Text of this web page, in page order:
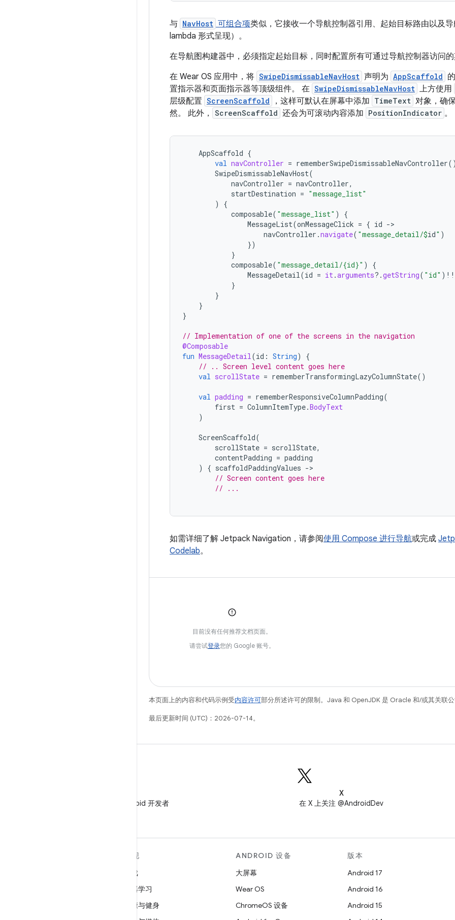
与 NavHost 可组合项类似，它接收一个导航控制器引用、起始目标路由以及
lambda 形式呈现）。
在导航图构建器中，必须指定起始目标，同时配置所有可通过导航控制器访问
在 Wear OS 应用中，将 SwipeDismissableNavHost 声明为 AppScaffold
置指示器和页面指示器等顶级组件。 在 SwipeDismissableNavHost 上方使用
层级配置 ScreenScaffold ，这样可默认在屏幕中添加 TimeText 对象，确
然。 此外，
ScreenScaffold 还会为可滚动内容添加 PositionIndicator 。
AppScaffold {
val navController = rememberSwipeDismissableNavController
SwipeDismissableNavHost(
navController = navController,
startDestination = "message_list"
)
{
composable( "message_list" )
{
MessageList(onMessageClick = { id -
navController .navigate( "message_detail/$id" )
})
}
composable( "message_detail/{id}" )
{
MessageDetail(id = it.arguments?.getString( "id" ) !!
}
}
}
}
// Implementation of one of the screens in the navigation
@Composable
fun MessageDetail(id : String)
{
// .. Screen level content goes here
val scrollState = rememberTransformingLazyColumnState()
val padding = rememberResponsiveColumnPadding(
first = ColumnItemType.BodyText
)
ScreenScaffold(
scrollState = scrollState,
contentPadding = padding
)
{ scaffoldPaddingValues -
// Screen content goes here
// ...
如需详细了解 Jetpack Navigation，请参阅使用 Compose 进行导航或完成
Codelab。
目前没有任何推荐文档页面。
请尝试登录您的 Google 账号。
本页面上的内容和代码示例受内容许可部分所述许可的限制。Java 和 OpenJDK 是 Oracle 和/或其关联
最后更新时间 (UTC)：2026-07-14。
在微信中关注 Android 开发者
X
在 X 上关注 @AndroidDev
发现
游戏
机器学习
健康与健身
ANDROID 设备
大屏幕
Wear OS
ChromeOS 设备
版本
Android 17
Android 16
Android 15